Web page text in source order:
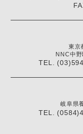
東京
NNC中
TEL.
岐阜県
TEL.